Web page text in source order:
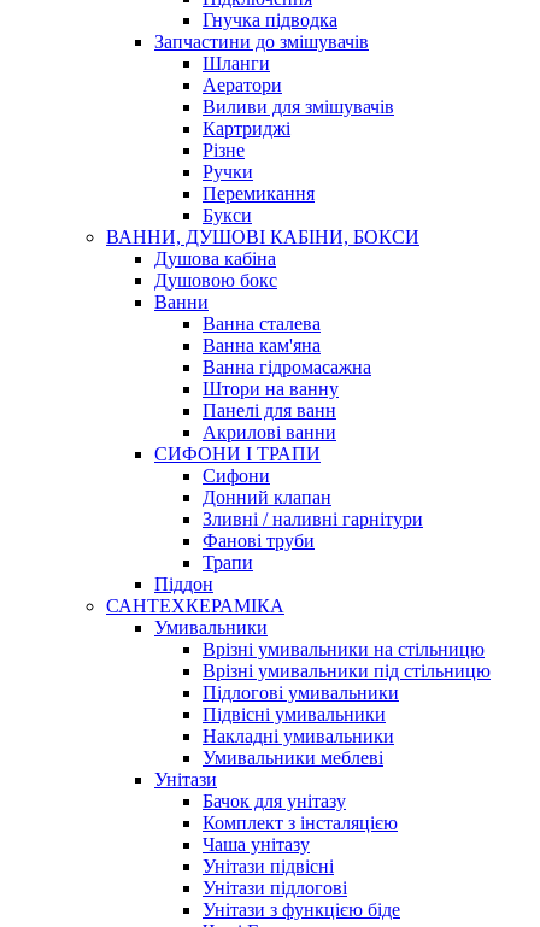
Гнучка підводка
Запчастини до змішувачів
Шланги
Аератори
Виливи для змішувачів
Картриджі
Різне
Ручки
Перемикання
Букси
ВАННИ, ДУШОВІ КАБІНИ, БОКСИ
Душова кабіна
Душовою бокс
Ванни
Ванна сталева
Ванна кам'яна
Ванна гідромасажна
Штори на ванну
Панелі для ванн
Акрилові ванни
СИФОНИ І ТРАПИ
Сифони
Донний клапан
Зливні / наливні гарнітури
Фанові труби
Трапи
Піддон
САНТЕХКЕРАМІКА
Умивальники
Врізні умивальники на стільницю
Врізні умивальники під стільницю
Підлогові умивальники
Підвісні умивальники
Накладні умивальники
Умивальники меблеві
Унітази
Бачок для унітазу
Комплект з інсталяцією
Чаша унітазу
Унітази підвісні
Унітази підлогові
Унітази з функцією біде